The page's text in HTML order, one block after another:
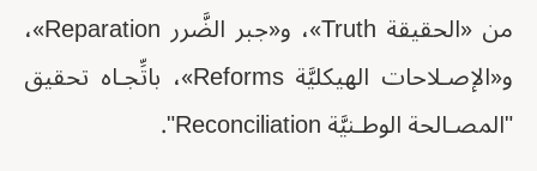
من «الحقيقة Truth»، و«جبر الضَّرر Reparation»،
و«الإصـلاحات الهيكليَّة Reforms»، باتِّجـاه تحقيق
"المصـالحة الوطـنيَّة Reconciliation".